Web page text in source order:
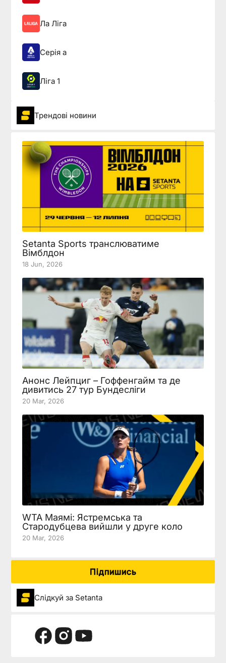
Ла Ліга
Серія а
Ліга 1
Трендові новини
Setanta Sports транслюватиме
Вімблдон
18 Jun, 2026
Анонс Лейпциг – Гоффенгайм та де
дивитись 27 тур Бундесліги
20 Mar, 2026
WTA Маямі: Ястремська та
Стародубцева вийшли у друге коло
20 Mar, 2026
Підпишись
Слідкуй за Setanta